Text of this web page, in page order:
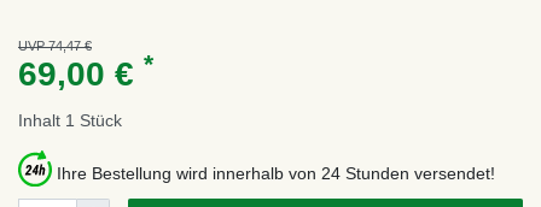
UVP 74,47 €
69,00 € *
Inhalt 1 Stück
Ihre Bestellung wird innerhalb von 24 Stunden versendet!